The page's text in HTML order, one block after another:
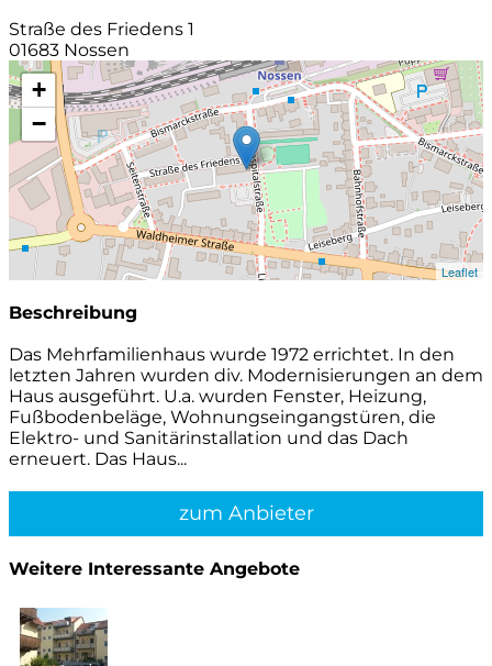
Straße des Friedens 1
01683 Nossen
+
−
Leaflet
Beschreibung
Das Mehrfamilienhaus wurde 1972 errichtet. In den
letzten Jahren wurden div. Modernisierungen an dem
Haus ausgeführt. U.a. wurden Fenster, Heizung,
Fußbodenbeläge, Wohnungseingangstüren, die
Elektro- und Sanitärinstallation und das Dach
erneuert. Das Haus...
zum Anbieter
Weitere Interessante Angebote